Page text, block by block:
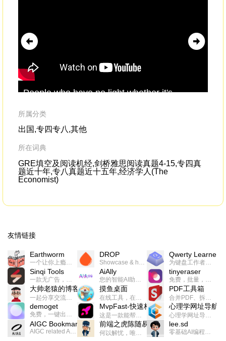
People who have no light,whether it's
exams,
所属分类
出国,专四专八,其他
所在词典
GRE填空及阅读机经,剑桥雅思阅读真题4-15,专四真
题近十年,专八真题近十五年,经济学人(The
Economist)
友情链接
Earthworm DROP Qwerty Learner
为键盘工作者设计的单词与肌肉记忆锻炼软件
Sinqi Tools AiAlly tinyeraser
大帅老猿的博客 摸鱼桌面 PDF工具箱
合并PDF、拆分PDF、旋转PDF、裁剪PDF、转换PDF、加密PDF、解密PDF、PDF加水印等多种PDF处理功能
demoget MvpFast-快速构建网站应用
这是一款能帮助你快速构建个人网站的应用，使用最新的前端技术栈，集成登录、鉴权、手机、邮箱、数据库、博客、文章、支付等等网站所需要的功能，你只需要花几个小时开发你的核心功能就可以上线，一次购买，永久拥有
心理学网址导航
AIGC Bookmarks 前端之虎陈随易 lee.sd